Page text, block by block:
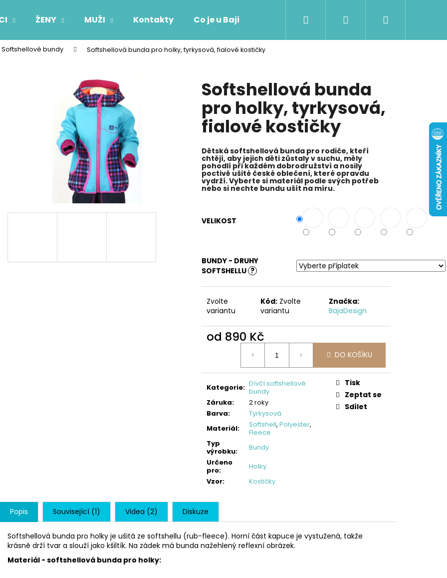
ŽENY MUŽI Kontakty Co je u Baji nového Přihlášení
Softshellové bundy Softshellová bunda pro holky, tyrkysová, fialové kostičky
Softshellová bunda
pro holky, tyrkysová,
fialové kostičky
Dětská softshellová bunda pro rodiče, kteří
chtějí, aby jejich děti zůstaly v suchu, měly
pohodlí při každém dobrodružství a nosily
poctivě ušité české oblečení, které opravdu
vydrží. Vyberte si materiál podle svých potřeb
nebo si nechte bundu ušít na míru.
VELIKOST
BUNDY - DRUHY
SOFTSHELLU ?
Zvolte
variantu
Kód: Zvolte
variantu
Značka:
BajaDesign
od 890 Kč
DO KOŠÍKU
Kategorie: Dívčí softshellové
bundy
Záruka:
2 roky
Barva:
Tyrkysová
Materiál: Softshell, Polyester,
Fleece
Typ
výrobku:
Bundy
Určeno
pro:
Holky
Vzor: Kostičky
Tisk
Zeptat se
Sdílet
Popis Související (1) Videa (2) Diskuze
Softshellová bunda pro holky je ušitá ze softshellu (rub-fleece). Horní část kapuce je vystužená, takže
krásně drží tvar a slouží jako kšiltík. Na zádek má bunda nažehlený reflexní obrázek.
Materiál - softshellová bunda pro holky:
Co potřebujete najít?
Doporučujeme
DĚTSKÉ SOFTSHELLOVÉ KALHOTY,
500 Kč